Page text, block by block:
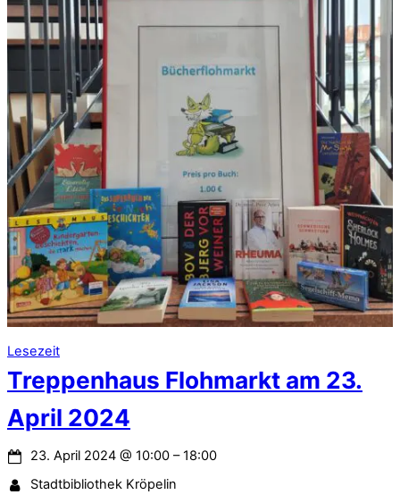
Lesezeit
Treppenhaus Flohmarkt am 23.
April 2024
23. April 2024 @10:00 –18:00
Stadtbibliothek Kröpelin